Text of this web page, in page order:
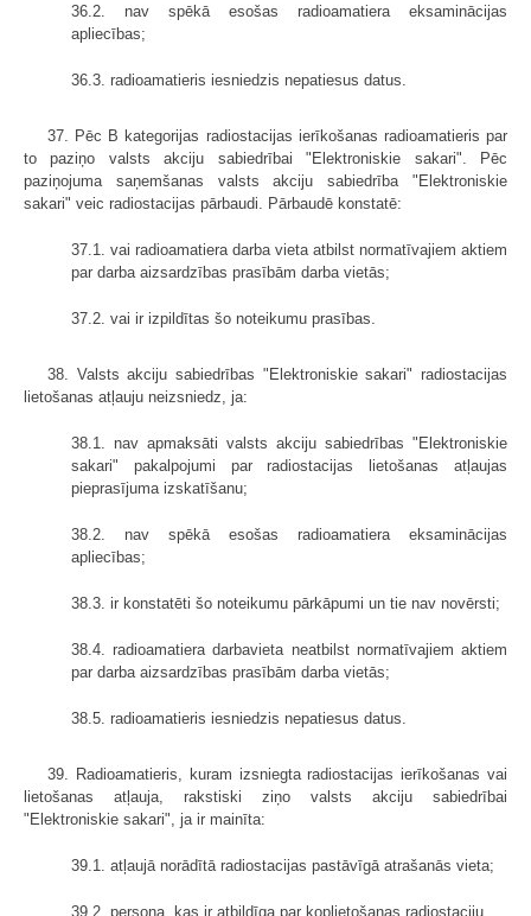
36.2. nav spēkā esošas radioamatiera eksaminācijas
apliecības;
36.3. radioamatieris iesniedzis nepatiesus datus.
37. Pēc B kategorijas radiostacijas ierīkošanas radioamatieris par
to paziņo valsts akciju sabiedrībai "Elektroniskie sakari". Pēc
paziņojuma saņemšanas valsts akciju sabiedrība "Elektroniskie
sakari" veic radiostacijas pārbaudi. Pārbaudē konstatē:
37.1. vai radioamatiera darba vieta atbilst normatīvajiem aktiem
par darba aizsardzības prasībām darba vietās;
37.2. vai ir izpildītas šo noteikumu prasības.
38. Valsts akciju sabiedrības "Elektroniskie sakari" radiostacijas
lietošanas atļauju neizsniedz, ja:
38.1. nav apmaksāti valsts akciju sabiedrības "Elektroniskie
sakari" pakalpojumi par radiostacijas lietošanas atļaujas
pieprasījuma izskatīšanu;
38.2. nav spēkā esošas radioamatiera eksaminācijas
apliecības;
38.3. ir konstatēti šo noteikumu pārkāpumi un tie nav novērsti;
38.4. radioamatiera darbavieta neatbilst normatīvajiem aktiem
par darba aizsardzības prasībām darba vietās;
38.5. radioamatieris iesniedzis nepatiesus datus.
39. Radioamatieris, kuram izsniegta radiostacijas ierīkošanas vai
lietošanas atļauja, rakstiski ziņo valsts akciju sabiedrībai
"Elektroniskie sakari", ja ir mainīta:
39.1. atļaujā norādītā radiostacijas pastāvīgā atrašanās vieta;
39.2. persona, kas ir atbildīga par koplietošanas radiostaciju.